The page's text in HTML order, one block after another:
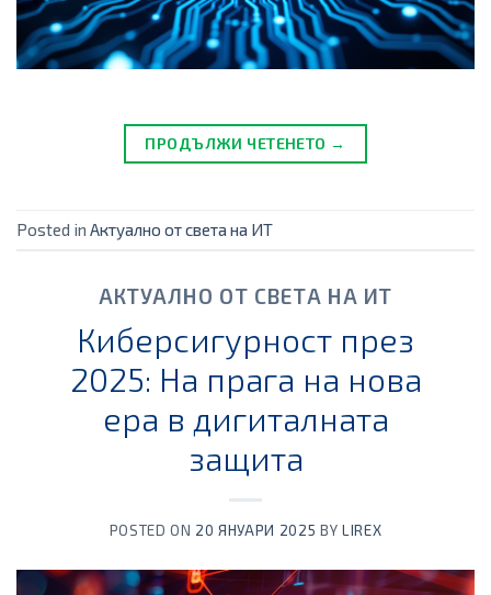
ПРОДЪЛЖИ ЧЕТЕНЕТО →
Posted in Актуално от света на ИТ
АКТУАЛНО ОТ СВЕТА НА ИТ
Киберсигурност през
2025: На прага на нова
ера в дигиталната
защита
POSTED ON 20 ЯНУАРИ 2025 BYLIREX